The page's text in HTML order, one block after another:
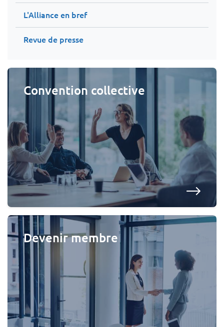
L'Alliance en bref
Revue de presse
Convention collective
Devenir membre